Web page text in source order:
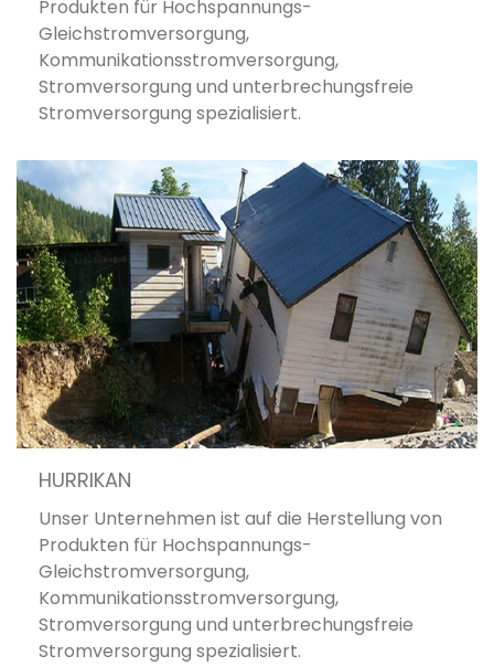
Produkten für Hochspannungs-
Gleichstromversorgung,
Kommunikationsstromversorgung,
Stromversorgung und unterbrechungsfreie
Stromversorgung spezialisiert.
HURRIKAN
Unser Unternehmen ist auf die Herstellung von
Produkten für Hochspannungs-
Gleichstromversorgung,
Kommunikationsstromversorgung,
Stromversorgung und unterbrechungsfreie
Stromversorgung spezialisiert.